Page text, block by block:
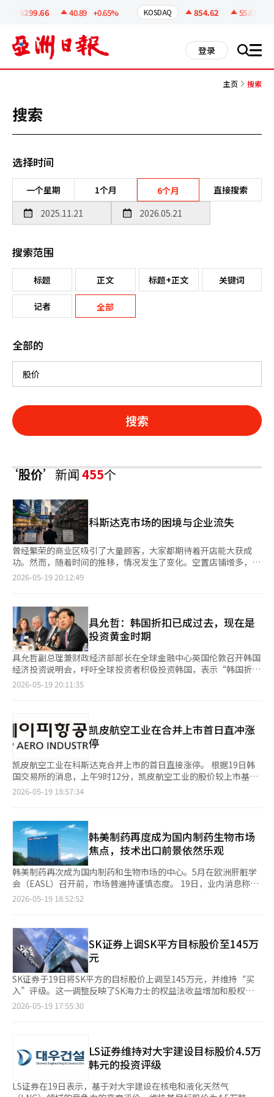
6299.66 40.89 +0.65% KOSDAQ 854.62 55.81
登录 搜 all
主页 搜索
搜索
选择时间
一个星期 1个月 6个月 直接搜索
搜索范围
标题 正文 标题+正文 关键词
记者 全部
全部的
搜索
‘股价’新闻455个
科斯达克市场的困境与企业流失
曾经繁荣的商业区吸引了大量顾客，大家都期待着开店能大获成
功。然而，随着时间的推移，情况发生了变化。空置店铺增多，街
道上只剩下招牌的店铺开始出现。许多餐馆整天无人光顾，只有苍
商业区。商会急忙劝阻：“如果你也离开，我们该怎么办？” 如
今，观察科斯达克市场时，常常会联想到这样的场景。生意尚可
的“鱼店”便是阿尔特根（Alteogen）。作为市值接近20万亿韩
元的科斯达克代表企业，阿尔特根正式宣布将转板至科斯皮，令整
个科斯达克市场陷入紧张。科斯达克协会和风险企业协会也公开呼
吁：“请务必留在科斯达克。”这不仅仅是一个上市市场转移的问
题，而是科斯达克最后的招牌可能也会流失的危机感由此而生。
事实上，这样的情景并非首次。过去，NHN、Kakao、Celltrion
随着类似事件的不断重复，市场上开始出现冷嘲热讽。如今，投资
者普遍认为“成功的企业最终都会转向科斯皮”。科斯达克被视
为“科斯皮的二线队”或“二部联赛”的自嘲评价正是由此而来。
当然，从企业的角度来看，转向科斯皮是一个非常合理的选择。科
斯皮的养老金和全球被动资金的可接触性极大，科斯皮200的纳入
也能带来供需效应。外国投资者的信任和流动性规模也难以与科斯
达克相比。尤其是在全球资金集中于AI、半导体和超大型成长股的
度来看，科斯达克正逐渐变成一个短暂停留的市场，而非长期发展
的市场。 问题在于结果。代表企业流失后的科斯达克剩下了什
么？虽然上市公司数量超过1800家，但市场质量却在恶化。每股
低于1000韩元的“便士股”泛滥，几乎没有交易的股票、长期亏
损企业和主题性企业充斥市场。这引发了对市场变质为短期投机和
主题循环舞台的批评。龙头股的流失导致ETF资金和机构供需减
弱，交易额和市场信任也随之动摇。最终，市场只剩下波动性。科
斯皮在过去一年中上涨超过三倍，而科斯达克仍未突破1100点，
秀企业。Daum通讯、Auction、汉字与计算机、赛龙科技等企业
不仅在科斯达克中表现出色，更是韩国创新的代表。这些企业的股
价比大企业更为火热，成为投资者的首选。科斯达克热潮的巅峰出
现在2000年3月10日，当天科斯达克指数一度达到2925.20点。 为
了重现科斯达克的辉煌，政府提出了多项对策，包括淘汰便士股和
引入升降级制度。市场信任需要清理不良企业这一点没有异议。过
多的僵尸企业确实在降低市场整体的信任度。 问题在于，仅靠这
但市场的收益却被科斯皮所占有，这样的结构使得科斯达克难以持
续。龙头股的流失导致ETF资金和机构供需减弱，市场整体的交易
额和信任度也随之下降。最终，剩下的只有波动性较大的中小型主
题股。 全球流动性环境的变化也值得关注。目前，全球资金集中
2026-05-19 20:12:49
具允哲：韩国折扣已成过去，现在是
投资黄金时期
具允哲副总理兼财政经济部部长在全球金融中心英国伦敦召开韩国
经济投资说明会，呼吁全球投资者积极投资韩国，表示“韩国折扣
已成过去”。 财政经济部于19日表示，18日（当地时间）在英国
及法国巴黎银行、巴克莱银行、渣打银行等欧洲投资银行的相关人
士参加。 具副总理在说明会上强调：“在AI转型时代，韩国在内存
半导体、HBM（高带宽内存）、电力半导体和传感器等核心供应
链领域拥有世界一流的制造能力，并正在迅速转型为一个将AI应用
于各个行业以提升生产力的国家。” 他还提到：“我们正在推动
企业治理结构改善、加强股东利益保护、引入股息收入分离征税特
例等投资者友好的税制改革。” 此外，他指出，自新政府成立以
值排名从全球第13位上升至第7位，并表示自韩国国债纳入全球国
债指数（WGBI）以来，约109亿美元的新资金已流入韩国市场。
具副总理表示：“韩国折扣是过去的词汇，而韩国溢价正逐渐成为
新的现实，现在是投资韩国的黄金时期。” 政府还表示，将进一
步加强以AI和高端产业为中心的成长战略，计划集中培育机器人、
汽车、船舶等七大物理AI领域，以及石墨烯、超导体、小型模块核
电（SMR）等15个超创新经济项目。 外汇和资本市场改革也将持
续推进，政府表示将通过外汇市场24小时开放、建立离岸韩元结算
及性。 与会者对韩国经济的成长故事给予高度评价，称其为“非
常引人入胜的叙述”，并认为韩国经济和资本市场在全球市场中的
地位显著提升。※ 本报道经人工智能（AI）系统翻译与编辑。
2026-05-19 20:11:35
凯皮航空工业在合并上市首日直冲涨
停
凯皮航空工业在科斯达克合并上市的首日直接涨停。 根据19日韩
国交易所的消息，上午9时12分，凯皮航空工业的股价较上市基准
价（3万3750韩元）上涨1万100韩元（29.93%），交易价格为4
19日开始交易。 凯皮航空工业通过与NH企业收购目的30号的特殊
目的收购公司（SPAC）合并进入科斯达克市场。基准价格为3万
3750韩元，面值为500韩元。上市主承销商为NH投资证券。 凯皮
航空工业成立于1990年6月，是一家专注于飞机、航天器及其部件
制造的公司。总部位于庆尚南道金海市真礼面，主要业务为航空器
和航天防务结构件的制造。员工人数为454人。 公司代表为金钟判
和尹承旭。主要股东为尹基亨（16.26%）及其他14人
（51.49%）。 凯皮航空工业与大韩航空、韩国航空宇宙工业
链。 去年，凯皮航空工业的合并财务报表显示，营业收入为539亿
800万韩元，营业利润和净利润分别为26亿3900万韩元和15亿
5500万韩元。※ 本报道经人工智能（AI）系统翻译与编辑。
2026-05-19 18:57:34
韩美制药再度成为国内制药生物市场
焦点，技术出口前景依然乐观
韩美制药再次成为国内制药和生物市场的中心。5月在欧洲肝脏学
会（EASL）召开前，市场普遍持谨慎态度。 19日，业内消息称，
韩美制药在欧洲肝脏学会上，全球制药公司MSD未公开MASH（代
而，市场反应比预期平静。业内人士指出，“MSD可能正在重新设
计最佳临床战略”。通常，全球大型制药公司在进入大规模后期临
床之前，会反复进行数据分析和患者群体重设。如果在这一过程中
得出比预期更优的疗效或差异化战略，可能会出现超出市场预期
的“惊喜”。实际上，近期全球MASH治疗市场竞争激烈，安全
性、用药便利性和联合用药可能性等因素成为关键变量。 此外，
韩美制药提出的“年内至少一项技术转让”指导仍然有效。尽管上
半年没有明显成果，但分析认为这并不意味着期待的消失。相反，
增长剂“HM1732”。该管线目前处于临床一期阶段，但与老龄化
和肥胖治疗药物的扩散趋势相结合，引起了广泛关注。近期，全球
制药行业在GLP-1类肥胖治疗药物使用后出现的肌肉流失副作用补
救药物的竞争愈发激烈。艾尔建和诺和诺德等全球企业积极探索相
关技术，韩美制药也被视为潜在的技术出口候选者。 三重作用
2026-05-19 18:52:52
SK证券上调SK平方目标股价至145万
元
SK证券于19日将SK平方的目标股价上调至145万元，并维持“买
入”评级。这一调整反映了SK海力士的权益法收益增加和股权价
值上升的可能性。 SK证券研究员崔官顺表示：“SK平方第一季度
至205万亿韩元，这将推动SK平方的合并业绩改善。” 崔研究员还
关注到SK海力士与SK平方之间的高股价关联性。他表示：“目前
SK平方股权价值的98.6%来自SK海力士。”他评价道：“SK平方
的52周贝塔值高于SK海力士，因此在SK海力士股价上涨期间，SK
2026-05-19 17:55:30
LS证券维持对大宇建设目标股价4.5万
韩元的投资评级
LS证券在19日表示，基于对大宇建设在核电和液化天然气